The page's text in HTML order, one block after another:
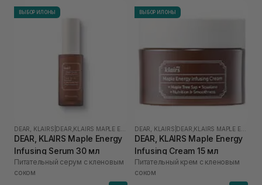
ВЫБОР ИЛОНЫ
DEAR, KLAIRS
DEAR, KLAIRS Maple Energy
Infusing Serum 30 мл
Питательный серум с кленовым
соком
ВЫБОР ИЛОНЫ
DEAR, KLAIRS
DEAR, KLAIRS Maple Energy
Infusing Cream 15 мл
Питательный крем с кленовым
соком